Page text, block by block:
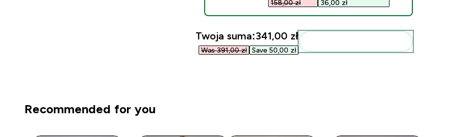
158,00 zł‎
36,00 zł‎
Twoja suma:341,00 zł‎
Was 391,00 zł‎ Save 50,00 zł‎
Recommended for you